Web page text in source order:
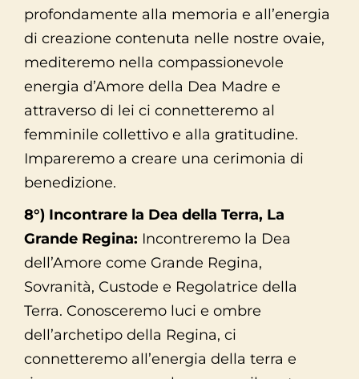
profondamente alla memoria e all’energia
di creazione contenuta nelle nostre ovaie,
mediteremo nella compassionevole
energia d’Amore della Dea Madre e
attraverso di lei ci connetteremo al
femminile collettivo e alla gratitudine.
Impareremo a creare una cerimonia di
benedizione.
8°) Incontrare la Dea della Terra, La
Grande Regina: Incontreremo la Dea
dell’Amore come Grande Regina,
Sovranità, Custode e Regolatrice della
Terra. Conosceremo luci e ombre
dell’archetipo della Regina, ci
connetteremo all’energia della terra e